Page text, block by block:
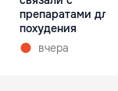
препаратами для
похудения
вчера